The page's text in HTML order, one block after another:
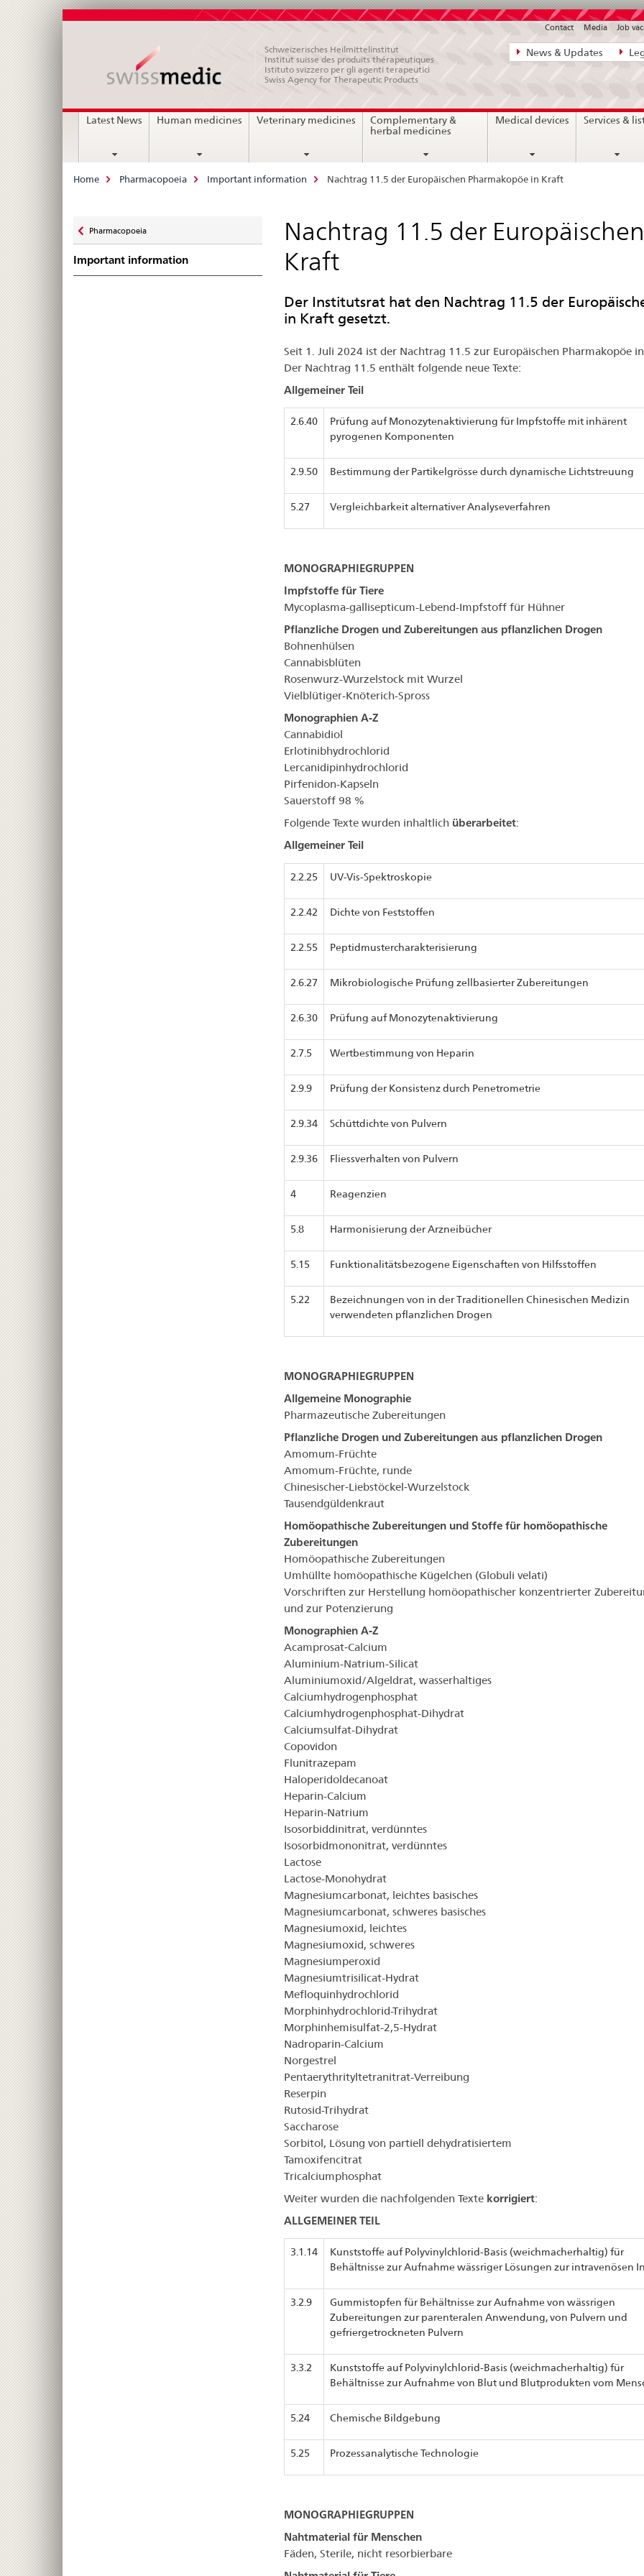
Direct
navigation:
legal
matters,
News & Updates
Contact Media Job
Schweizerisches Heilmittelinstitut
Institut suisse des produits thérapeutiques
Istituto svizzero per gli agenti terapeutici
Swiss Agency for Therapeutic Products
MainLatest News Human medicines Veterinary medicines
Complementary &
herbal medicines
Medical devices Services &
Breadcrumb
Home Pharmacopoeia Important information Nachtrag 11.5 der Europäischen Pharmakopöe in Kraft
zu
Pharmacopoeia
Important information
Nachtrag 11.5 der
Kraft
Der Institutsrat hat den Nachtrag 11.5 der
in Kraft gesetzt.
Seit 1. Juli 2024 ist der Nachtrag 11.5 zur Europäischen Pharmakopöe
Der Nachtrag 11.5 enthält folgende neue Texte:
Allgemeiner Teil
2.6.40
Prüfung auf Monozytenaktivierung für Impfstoffe mit inhärent
pyrogenen Komponenten
2.9.50 Bestimmung der Partikelgrösse durch dynamische Lichtstreuung
5.27 Vergleichbarkeit alternativer Analyseverfahren
MONOGRAPHIEGRUPPEN
Impfstoffe für Tiere
Mycoplasma-gallisepticum-Lebend-Impfstoff für Hühner
Pflanzliche Drogen und Zubereitungen aus pflanzlichen Drogen
Bohnenhülsen
Cannabisblüten
Rosenwurz-Wurzelstock mit Wurzel
Vielblütiger-Knöterich-Spross
Monographien A-Z
Cannabidiol
Erlotinibhydrochlorid
Lercanidipinhydrochlorid
Pirfenidon-Kapseln
Sauerstoff 98 %
Folgende Texte wurden inhaltlich überarbeitet:
Allgemeiner Teil
2.2.25 UV-Vis-Spektroskopie
2.2.42 Dichte von Feststoffen
2.2.55 Peptidmustercharakterisierung
2.6.27 Mikrobiologische Prüfung zellbasierter Zubereitungen
2.6.30 Prüfung auf Monozytenaktivierung
2.7.5 Wertbestimmung von Heparin
2.9.9 Prüfung der Konsistenz durch Penetrometrie
2.9.34 Schüttdichte von Pulvern
2.9.36 Fliessverhalten von Pulvern
4 Reagenzien
5.8 Harmonisierung der Arzneibücher
5.15 Funktionalitätsbezogene Eigenschaften von Hilfsstoffen
5.22
Bezeichnungen von in der Traditionellen Chinesischen Medizin
verwendeten pflanzlichen Drogen
MONOGRAPHIEGRUPPEN
Allgemeine Monographie
Pharmazeutische Zubereitungen
Pflanzliche Drogen und Zubereitungen aus pflanzlichen Drogen
Amomum-Früchte
Amomum-Früchte, runde
Chinesischer‐Liebstöckel‐Wurzelstock
Tausendgüldenkraut
Homöopathische Zubereitungen und Stoffe für homöopathische
Zubereitungen
Homöopathische Zubereitungen
Umhüllte homöopathische Kügelchen (Globuli velati)
Vorschriften zur Herstellung homöopathischer konzentrierter
und zur Potenzierung
Monographien A-Z
Acamprosat‐Calcium
Aluminium-Natrium-Silicat
Aluminiumoxid/Algeldrat, wasserhaltiges
Calciumhydrogenphosphat
Calciumhydrogenphosphat-Dihydrat
Calciumsulfat-Dihydrat
Copovidon
Flunitrazepam
Haloperidoldecanoat
Heparin-Calcium
Heparin-Natrium
Isosorbiddinitrat, verdünntes
Isosorbidmononitrat, verdünntes
Lactose
Lactose-Monohydrat
Magnesiumcarbonat, leichtes basisches
Magnesiumcarbonat, schweres basisches
Magnesiumoxid, leichtes
Magnesiumoxid, schweres
Magnesiumperoxid
Magnesiumtrisilicat-Hydrat
Mefloquinhydrochlorid
Morphinhydrochlorid-Trihydrat
Morphinhemisulfat-2,5-Hydrat
Nadroparin-Calcium
Norgestrel
Pentaerythrityltetranitrat-Verreibung
Reserpin
Rutosid-Trihydrat
Saccharose
Sorbitol, Lösung von partiell dehydratisiertem
Tamoxifencitrat
Tricalciumphosphat
Weiter wurden die nachfolgenden Texte korrigiert:
ALLGEMEINER TEIL
3.1.14
Kunststoffe auf Polyvinylchlorid-Basis (weichmacherhaltig) für
Behältnisse zur Aufnahme wässriger Lösungen zur intravenösen
3.2.9
Gummistopfen für Behältnisse zur Aufnahme von wässrigen
Zubereitungen zur parenteralen Anwendung, von Pulvern und
gefriergetrockneten Pulvern
3.3.2
Kunststoffe auf Polyvinylchlorid-Basis (weichmacherhaltig) für
Behältnisse zur Aufnahme von Blut und Blutprodukten vom
5.24 Chemische Bildgebung
5.25 Prozessanalytische Technologie
MONOGRAPHIEGRUPPEN
Nahtmaterial für Menschen
Fäden, Sterile, nicht resorbierbare